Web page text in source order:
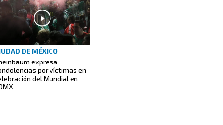
DE MÉXICO
expresa
por víctimas en
del Mundial en